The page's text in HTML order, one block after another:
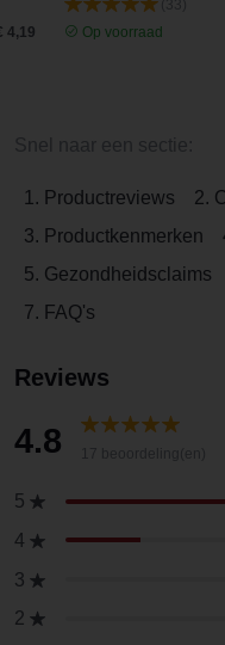
4,19
Op voorraad
1. Productreviews
2.
3. Productkenmerken
5. Gezondheidsclaims
7. FAQ's
Reviews
4.8
5
4
3
2